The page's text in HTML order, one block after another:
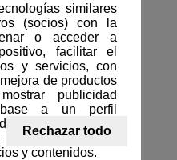
similares
(socios) con la
o acceder a
facilitar el
y servicios, con
de productos
publicidad
a un perfil
sus hábitos de
la medición del
y contenidos.
Rechazar todo